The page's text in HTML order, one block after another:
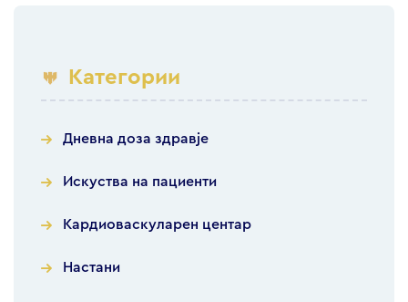
Категории
Дневна доза здравје
Искуства на пациенти
Кардиоваскуларен центар
Настани